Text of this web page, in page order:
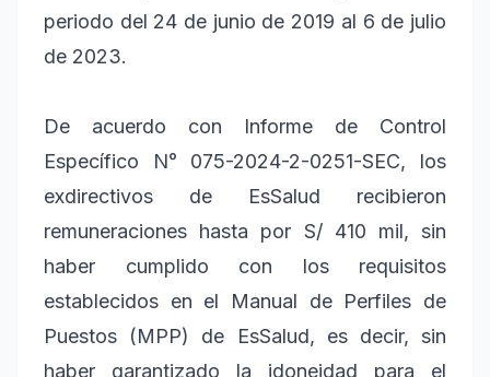
periodo del 24 de junio de 2019 al 6 de julio
de 2023.
De acuerdo con Informe de Control
Específico N° 075-2024-2-0251-SEC, los
exdirectivos de EsSalud recibieron
remuneraciones hasta por S/ 410 mil, sin
haber cumplido con los requisitos
establecidos en el Manual de Perfiles de
Puestos (MPP) de EsSalud, es decir, sin
haber garantizado la idoneidad para el